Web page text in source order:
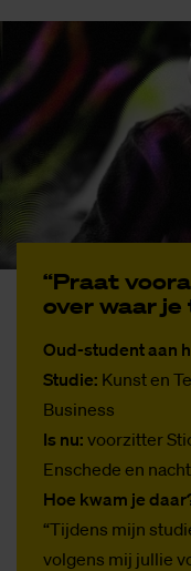
“Praat
over waar je
Oud-student aan
Studie: Kunst en
Business
Is nu: voorzitter
Enschede en
Hoe kwam je
“Tijdens mijn
volgens mij jullie